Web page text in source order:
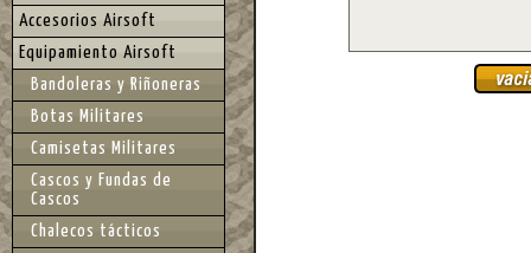
Accesorios Airsoft
Equipamiento Airsoft
Bandoleras y Riñoneras
Botas Militares
Camisetas Militares
Cascos y Fundas de
Cascos
Chalecos tácticos